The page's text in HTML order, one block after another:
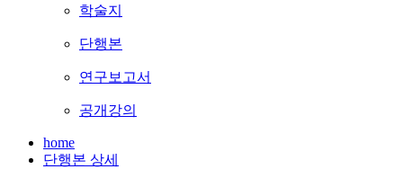
학술지
단행본
연구보고서
공개강의
home
단행본 상세